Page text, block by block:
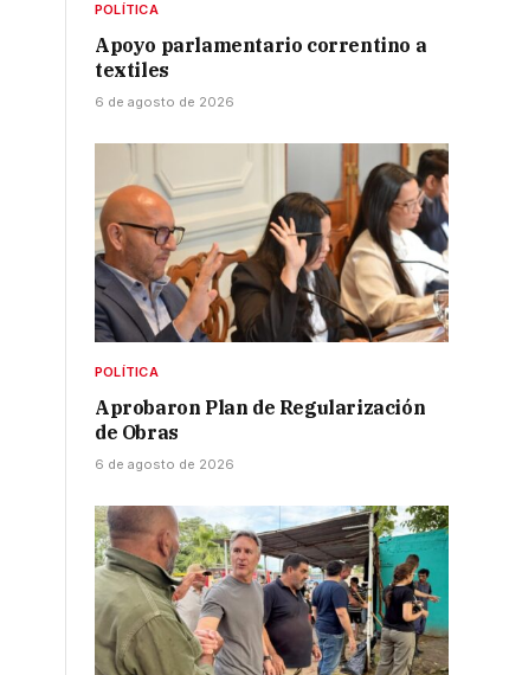
POLÍTICA
Apoyo parlamentario correntino a
textiles
6 de agosto de 2026
POLÍTICA
Aprobaron Plan de Regularización
de Obras
6 de agosto de 2026